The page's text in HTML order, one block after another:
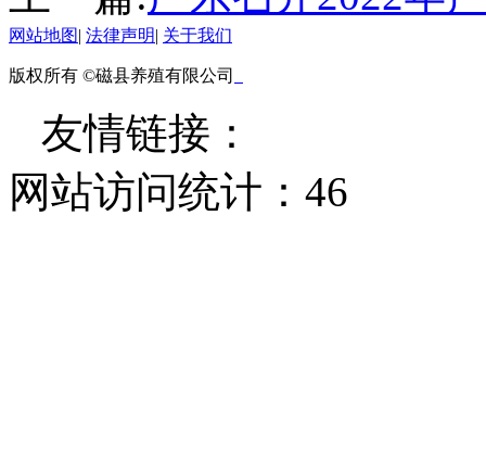
网站地图| 法律声明| 关于我们
版权所有 ©磁县养殖有限公司
友情链接：
网站访问统计： 46